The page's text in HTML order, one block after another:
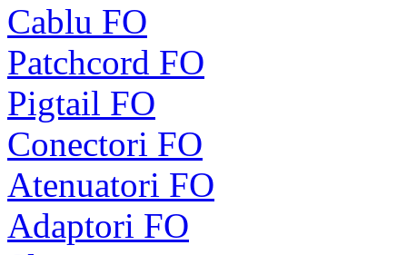
Cablu FO
Patchcord FO
Pigtail FO
Conectori FO
Atenuatori FO
Adaptori FO